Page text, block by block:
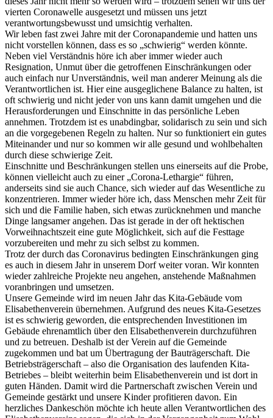
vierten Coronawelle ausgesetzt und müssen uns jetzt
verantwortungsbewusst und umsichtig verhalten.
Wir leben fast zwei Jahre mit der Coronapandemie und hatten uns
nicht vorstellen können, dass es so „schwierig“ werden könnte.
Neben viel Verständnis höre ich aber immer wieder auch
Resignation, Unmut über die getroffenen Einschränkungen oder
auch einfach nur Unverständnis, weil man anderer Meinung als die
Verantwortlichen ist. Hier eine ausgeglichene Balance zu halten, ist
oft schwierig und nicht jeder von uns kann damit umgehen und die
Herausforderungen und Einschnitte in das persönliche Leben
annehmen. Trotzdem ist es unabdingbar, solidarisch zu sein und sich
an die vorgegebenen Regeln zu halten. Nur so funktioniert ein gutes
Miteinander und nur so kommen wir alle gesund und wohlbehalten
durch diese schwierige Zeit.
Einschnitte und Beschränkungen stellen uns einerseits auf die Probe,
können vielleicht auch zu einer „Corona-Lethargie“ führen,
anderseits sind sie auch Chance, sich wieder auf das Wesentliche zu
konzentrieren. Immer wieder höre ich, dass Menschen mehr Zeit für
sich und die Familie haben, sich etwas zurücknehmen und manche
Dinge langsamer angehen. Das ist gerade in der oft hektischen
Vorweihnachtszeit eine gute Möglichkeit, sich auf die Festtage
vorzubereiten und mehr zu sich selbst zu kommen.
Trotz der durch das Coronavirus bedingten Einschränkungen ging
es auch in diesem Jahr in unserem Dorf weiter voran. Wir konnten
wieder zahlreiche Projekte neu angehen, anstehende Maßnahmen
voranbringen und umsetzen.
Unsere Gemeinde wird im neuen Jahr das Kita-Gebäude vom
Elisabethenverein übernehmen. Aufgrund des neues Kita-Gesetzes
ist es schwierig geworden, die entsprechenden Investitionen im
Gebäude ehrenamtlich über den Elisabethenverein durchzuführen
und zu betreuen. Deshalb ist der Verein auf die Gemeinde
zugekommen und bat um Übertragung der Bauträgerschaft. Die
Betriebsträgerschaft – also die Organisation des laufenden Kita-
Betriebes – bleibt weiterhin beim Elisabethenverein und ist dort in
guten Händen. Damit wird die Partnerschaft zwischen Verein und
Gemeinde gestärkt und unsere Kinder profitieren davon. Ein
herzliches Dankeschön möchte ich heute allen Verantwortlichen des